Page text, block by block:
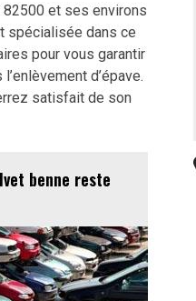
82500 et ses environs
spécialisée dans ce
pour vous garantir
d’épave.
satisfait de son
benne reste